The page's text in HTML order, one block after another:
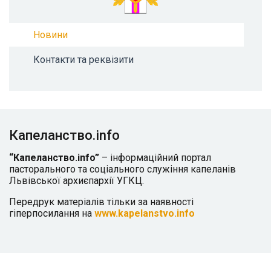
Новини
Контакти та реквізити
Капеланство.info
“Капеланство.info” – інформаційний портал
пасторального та соціального служіння капеланів
Львівської архиєпархії УГКЦ.
Передрук матеріалів тільки за наявності
гіперпосилання на www.kapelanstvo.info